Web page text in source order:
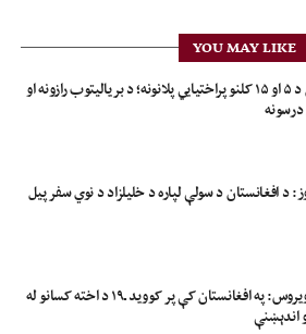
YOU MAY LIKE
د چین د ۵ او ۱۵ کلنو پراختیايي پلانونه؛ د بريالیتوب رازونه او
درسونه
د افغانستان د سولې لپاره د خلیلزاد د نوي سفر پیل
کرونا ویروس: په افغانستان کې پر کووید ـ۱۹ د اخته کسانو له
اندېښنې